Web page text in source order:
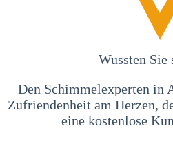
Wussten Sie
Den Schimmelexperten in
Zufriendenheit am Herzen,
eine kostenlose